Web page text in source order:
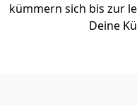
kümmern sich bis zur
Deine